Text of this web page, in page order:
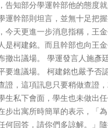
告知部分學運幹部他的態度
運幹部則坦言，並無十足把
今天更進一步消息指稱，王
是柯建銘。而且幹部也向王
撤出議場。 學運發言人施彥
要進議場。 柯建銘也嚴予否
證，這項訊息只要稍做查證
生私下會面，學生也未做出
步出寓所時簡單的表示，「
何回答，請你們多諒解。」